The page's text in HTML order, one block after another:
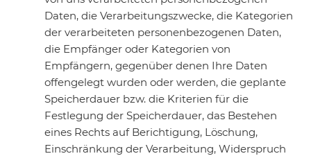
Daten, die Verarbeitungszwecke, die Kategorien
der verarbeiteten personenbezogenen Daten,
die Empfänger oder Kategorien von
Empfängern, gegenüber denen Ihre Daten
offengelegt wurden oder werden, die geplante
Speicherdauer bzw. die Kriterien für die
Festlegung der Speicherdauer, das Bestehen
eines Rechts auf Berichtigung, Löschung,
Einschränkung der Verarbeitung, Widerspruch